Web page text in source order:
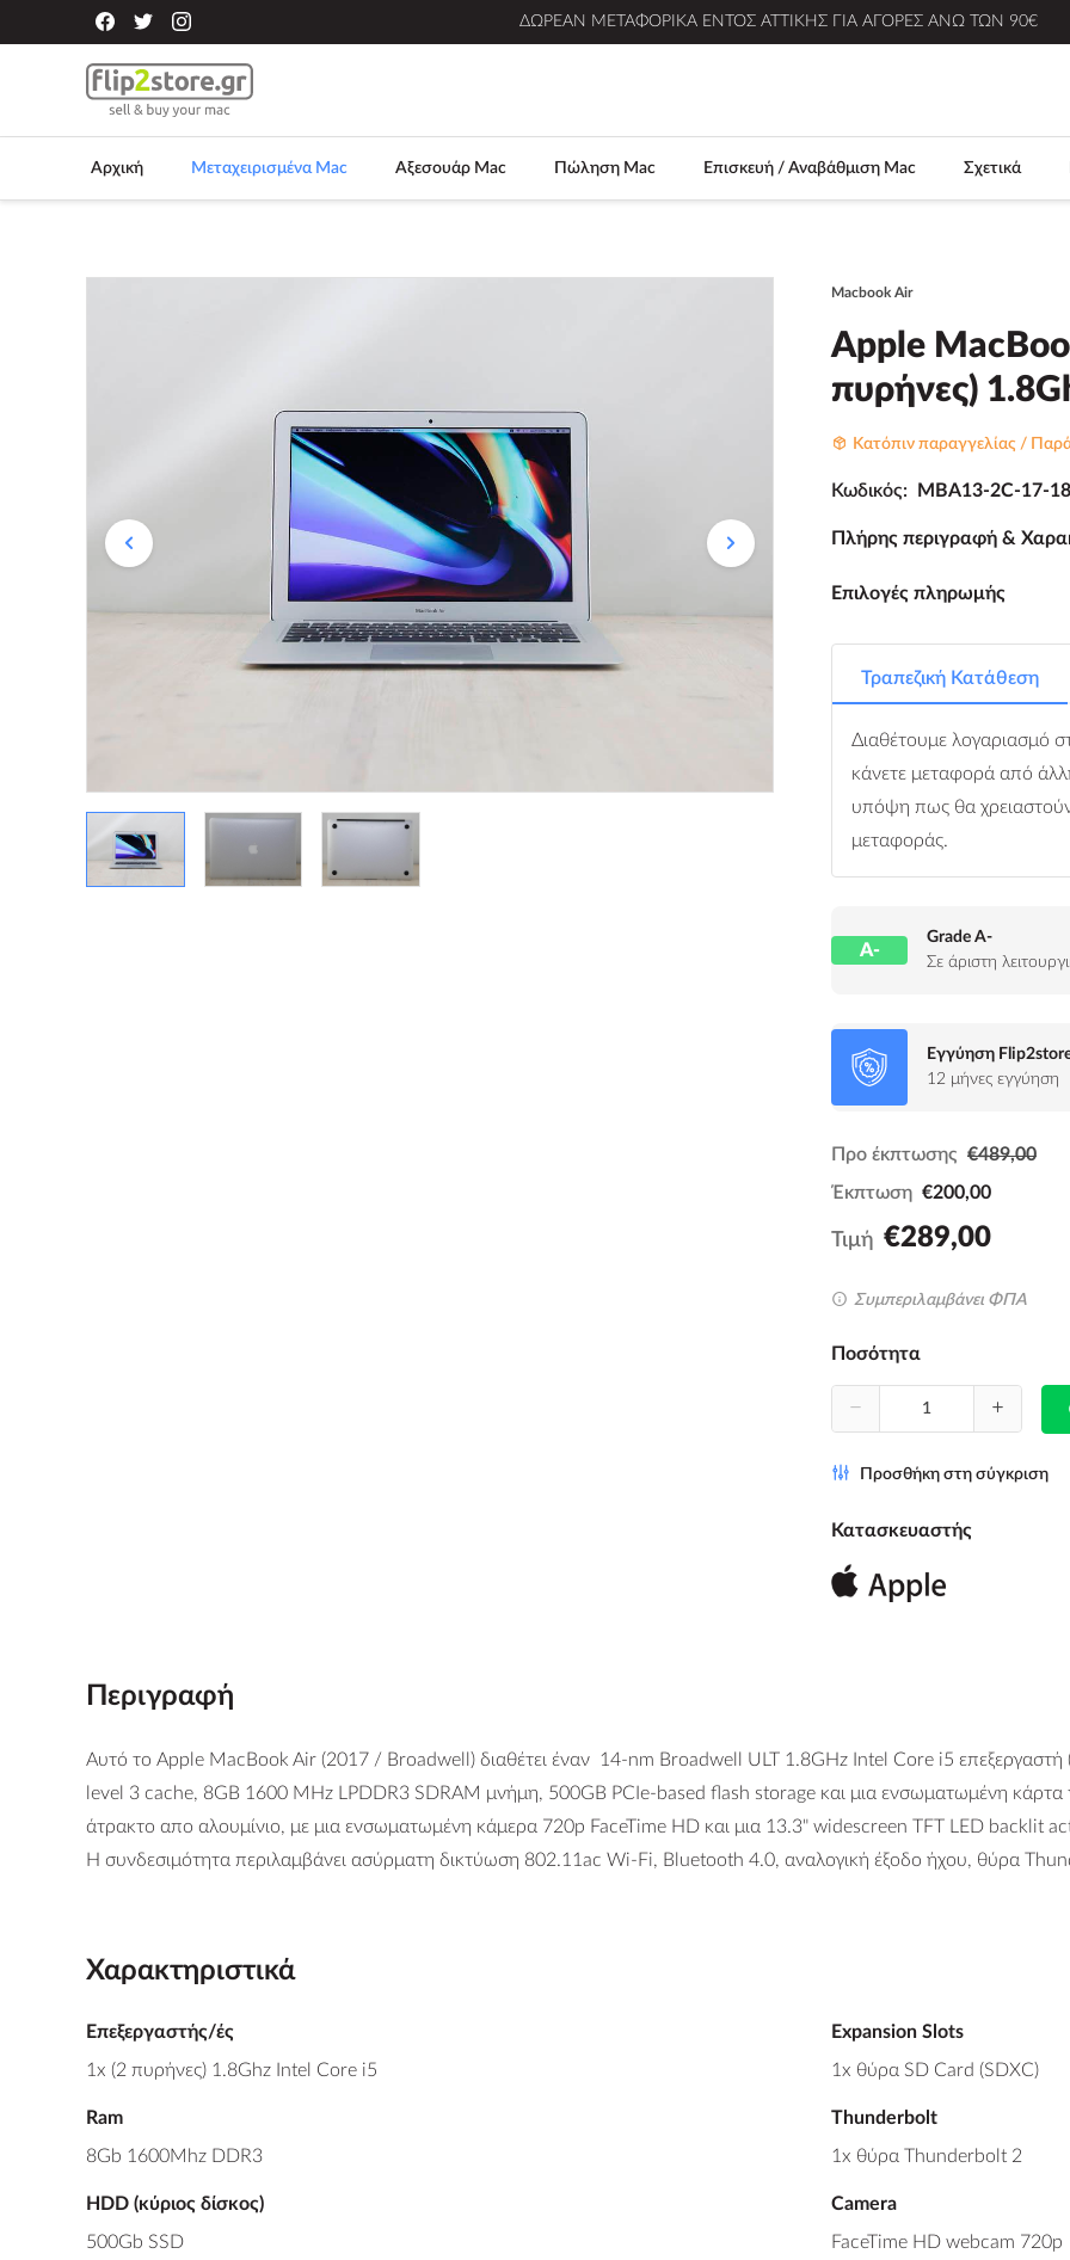
ΔΩΡΕΆΝ ΜΕΤΑΦΟΡΙΚΆ ΕΝΤΌΣ ΑΤΤΙΚΉΣ ΓΙΑ ΑΓΟΡΈΣ ΆΝΩ ΤΩΝ 90€
Αρχική Μεταχειρισμένα Mac Αξεσουάρ Mac Πώληση Mac Επισκευή / Αναβάθμιση Mac Σχετικά
Macbook Air
Apple
πυρήνες)
Κατόπιν παραγγελίας /
Κωδικός: MBA13-2C-17-
Πλήρης περιγραφή &
Επιλογές πληρωμής
Τραπεζική Κατάθεση
Διαθέτουμε λογαριασμό
κάνετε μεταφορά από
υπόψη πως θα
μεταφοράς.
A-
Grade A-
Σε άριστη
Εγγύηση
12 μήνες εγγύηση
Προ έκπτωσης €489,00
Έκπτωση €200,00
Τιμή €289,00
Συμπεριλαμβάνει ΦΠΑ
Ποσότητα
Προσθήκη στη σύγκριση
Κατασκευαστής
Περιγραφή
Αυτό το Apple MacBook Air (2017 / Broadwell) διαθέτει έναν 14-nm Broadwell ULT 1.8GHz Intel Core i5
level 3 cache, 8GB 1600 MHz LPDDR3 SDRAM μνήμη, 500GB PCIe-based flash storage και μια ενσωματωμένη
άτρακτο απο αλουμίνιο, με μια ενσωματωμένη κάμερα 720p FaceTime HD και μια 13.3" widescreen TFT LED
Η συνδεσιμότητα περιλαμβάνει ασύρματη δικτύωση 802.11ac Wi-Fi, Bluetooth 4.0, αναλογική έξοδο ήχου, θύρα
Χαρακτηριστικά
Επεξεργαστής/ές
1x (2 πυρήνες) 1.8Ghz Intel Core i5
Ram
8Gb 1600Mhz DDR3
HDD (κύριος δίσκος)
500Gb SSD
Expansion Slots
1x θύρα SD Card (SDXC)
Thunderbolt
1x θύρα Thunderbolt 2
Camera
FaceTime HD webcam 720p